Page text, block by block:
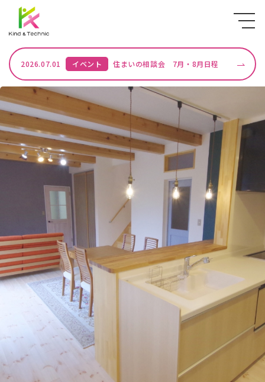
2026.07.01 イベント 住まいの相談会 7月・8月日程